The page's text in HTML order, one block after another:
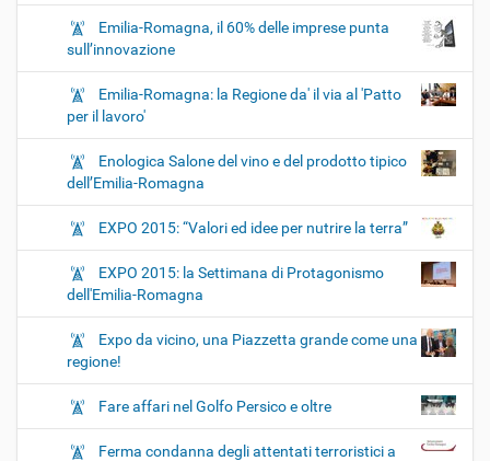
Emilia-Romagna, il 60% delle imprese punta
sull’innovazione
Emilia-Romagna: la Regione da' il via al 'Patto
per il lavoro'
Enologica Salone del vino e del prodotto tipico
dell’Emilia-Romagna
EXPO 2015: “Valori ed idee per nutrire la terra”
EXPO 2015: la Settimana di Protagonismo
dell'Emilia-Romagna
Expo da vicino, una Piazzetta grande come una
regione!
Fare affari nel Golfo Persico e oltre
Ferma condanna degli attentati terroristici a